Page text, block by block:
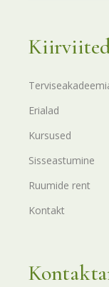
Erialad
Kursused
Sisseastumine
Ruumide rent
Kontakt